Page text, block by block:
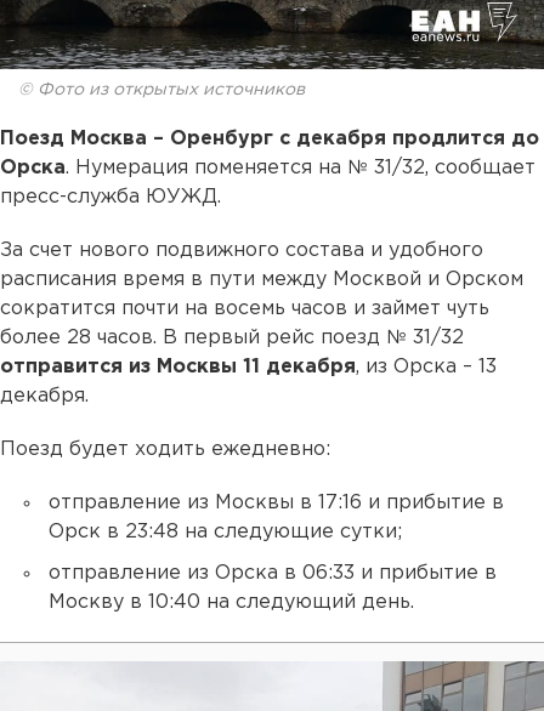
© Фото из открытых источников
Поезд Москва – Оренбург с декабря продлится до
Орска. Нумерация поменяется на № 31/32, сообщает
пресс-служба ЮУЖД.
За счет нового подвижного состава и удобного
расписания время в пути между Москвой и Орском
сократится почти на восемь часов и займет чуть
более 28 часов. В первый рейс поезд № 31/32
отправится из Москвы 11 декабря, из Орска – 13
декабря.
Поезд будет ходить ежедневно:
отправление из Москвы в 17:16 и прибытие в
Орск в 23:48 на следующие сутки;
отправление из Орска в 06:33 и прибытие в
Москву в 10:40 на следующий день.